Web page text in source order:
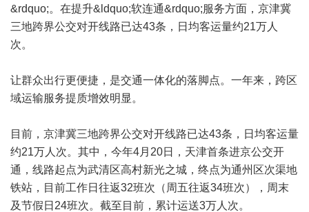
&rdquo;。在提升&ldquo;软连通&rdquo;服务方面，京津冀
三地跨界公交对开线路已达43条，日均客运量约21万人
次。
让群众出行更便捷，是交通一体化的落脚点。一年来，跨区
域运输服务提质增效明显。
目前，京津冀三地跨界公交对开线路已达43条，日均客运量
约21万人次。其中，今年4月20日，天津首条进京公交开
通，线路起点为武清区高村新光之城，终点为通州区次渠地
铁站，目前工作日往返32班次（周五往返34班次），周末
及节假日24班次。截至目前，累计运送3万人次。